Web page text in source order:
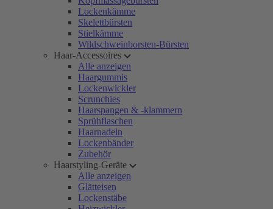
Lockenkämme
Skelettbürsten
Stielkämme
Wildschweinborsten-Bürsten
Haar-Accessoires
Alle anzeigen
Haargummis
Lockenwickler
Scrunchies
Haarspangen & -klammern
Sprühflaschen
Haarnadeln
Lockenbänder
Zubehör
Haarstyling-Geräte
Alle anzeigen
Glätteisen
Lockenstäbe